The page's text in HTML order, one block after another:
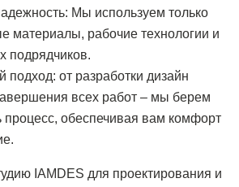
Мы используем только
материалы, рабочие технологии и
подрядчиков.
подход: от разработки дизайн
всех работ – мы берем
процесс, обеспечивая вам комфорт
IAMDES для проектирования и